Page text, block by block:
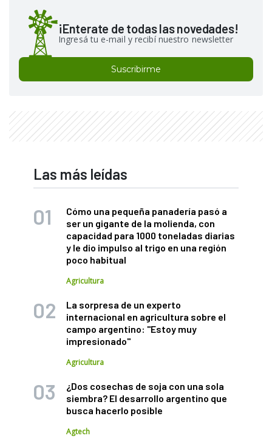
¡Enterate de todas las novedades!
Ingresá tu e-mail y recibí nuestro newsletter
Suscribirme
Las más leídas
Cómo una pequeña panadería pasó a
ser un gigante de la molienda, con
capacidad para 1000 toneladas diarias
y le dio impulso al trigo en una región
poco habitual
Agricultura
La sorpresa de un experto
internacional en agricultura sobre el
campo argentino: "Estoy muy
impresionado"
Agricultura
¿Dos cosechas de soja con una sola
siembra? El desarrollo argentino que
busca hacerlo posible
Agtech